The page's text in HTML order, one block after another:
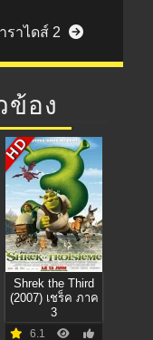
ราไดส์ 2
ข้อง
HD
Shrek the Third
(2007) เชร็ค ภาค
3
6.1